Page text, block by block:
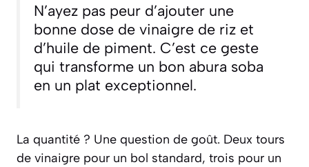
N’ayez pas peur d’ajouter une
bonne dose de vinaigre de riz et
d’huile de piment. C’est ce geste
qui transforme un bon abura soba
en un plat exceptionnel.
La quantité ? Une question de goût. Deux tours
de vinaigre pour un bol standard, trois pour un